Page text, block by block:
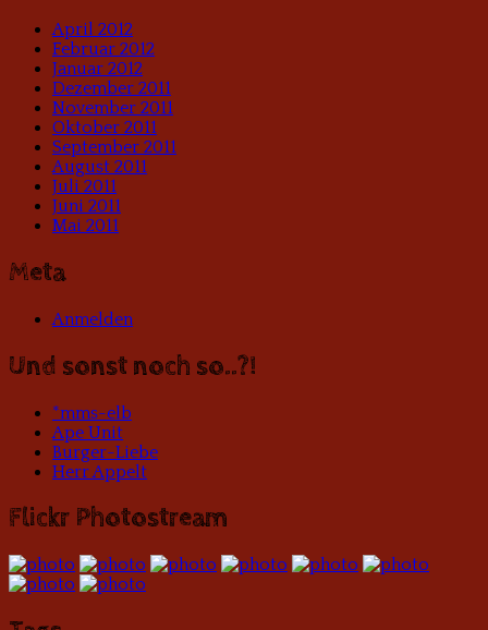
April 2012
Februar 2012
Januar 2012
Dezember 2011
November 2011
Oktober 2011
September 2011
August 2011
Juli 2011
Juni 2011
Mai 2011
Meta
Anmelden
Und sonst noch so..?!
*mms-elb
Ape Unit
Burger-Liebe
Herr Appelt
Flickr Photostream